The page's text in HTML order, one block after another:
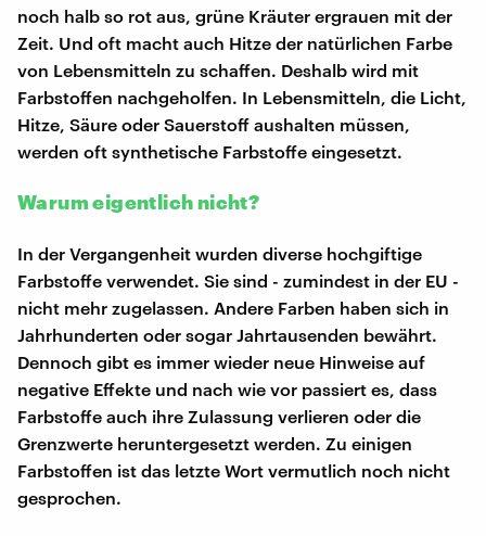
noch halb so rot aus, grüne Kräuter ergrauen mit der
Zeit. Und oft macht auch Hitze der natürlichen Farbe
von Lebensmitteln zu schaffen. Deshalb wird mit
Farbstoffen nachgeholfen. In Lebensmitteln, die Licht,
Hitze, Säure oder Sauerstoff aushalten müssen,
werden oft synthetische Farbstoffe eingesetzt.
Warum eigentlich nicht?
In der Vergangenheit wurden diverse hochgiftige
Farbstoffe verwendet. Sie sind - zumindest in der EU -
nicht mehr zugelassen. Andere Farben haben sich in
Jahrhunderten oder sogar Jahrtausenden bewährt.
Dennoch gibt es immer wieder neue Hinweise auf
negative Effekte und nach wie vor passiert es, dass
Farbstoffe auch ihre Zulassung verlieren oder die
Grenzwerte heruntergesetzt werden. Zu einigen
Farbstoffen ist das letzte Wort vermutlich noch nicht
gesprochen.